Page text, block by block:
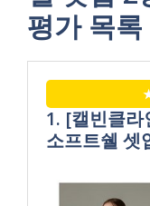
평가 목록
1. [캘빈클라
소프트쉘 셋